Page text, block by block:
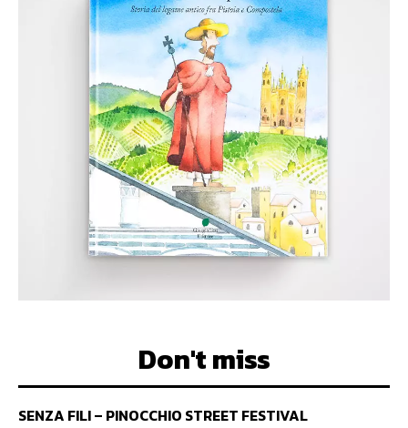
Don't miss
SENZA FILI – PINOCCHIO STREET FESTIVAL